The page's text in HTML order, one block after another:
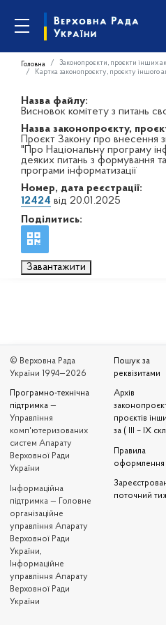
Головна Законопроєкти, проєкти інших
Картка законопроєкту, проєкту іншого
Назва файлу:
Висновок комітету з питань
Назва законопроєкту,
Проєкт Закону про внесення
"Про Національну програму
деяких питань з формування
програми інформатизації
Номер, дата реєстрації:
12424 від 20.01.2025
Поділитись:
Завантажити
© Верховна Рада
України 1994—2026
Програмно-технічна
підтримка —
Управління
комп'ютеризованих
систем Апарату
Верховної Ради
України
Iнформаційна
підтримка — Головне
організаційне
управління Апарату
Верховної Ради
України,
Інформаційне
управління Апарату
Верховної Ради
України
Пошук за
реквізитами
Архів
проєктів
за ( III – IX
Правила
оформлення
поточний